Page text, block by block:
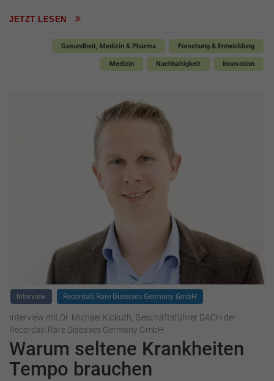
JETZT LESEN
Gesundheit, Medizin & Pharma Forschung & Entwicklung
Medizin Nachhaltigkeit Innovation
Interview Recordati Rare Diseases Germany GmbH
Interview mit Dr. Michael Kickuth, Geschäftsführer DACH der
Recordati Rare Diseases Germany GmbH
Warum seltene Krankheiten
Tempo brauchen